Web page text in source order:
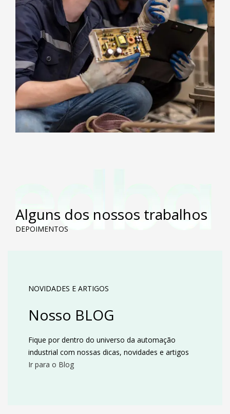
Alguns dos nossos trabalhos
DEPOIMENTOS
NOVIDADES E ARTIGOS
Nosso BLOG
Fique por dentro do universo da automação
industrial com nossas dicas, novidades e artigos
Ir para o Blog